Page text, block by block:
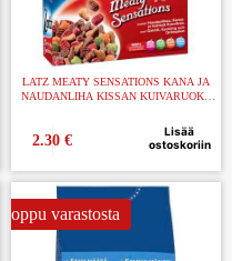
LATZ MEATY SENSATIONS KANA JA
NAUDANLIHA KISSAN KUIVARUOKA
2.30€
Lisää
ostoskoriin
Loppu varastosta